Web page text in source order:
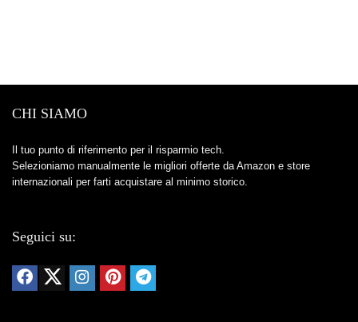
CHI SIAMO
Il tuo punto di riferimento per il risparmio tech.
Selezioniamo manualmente le migliori offerte da Amazon e store
internazionali per farti acquistare al minimo storico.
Seguici su: